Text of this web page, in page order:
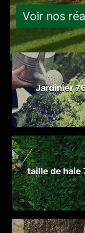
Voir nos
Jardinier
taille de haie